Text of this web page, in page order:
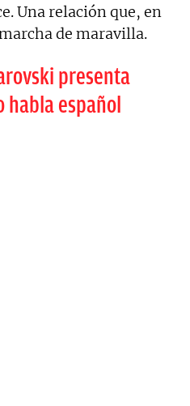
Una relación que, en
de maravilla.
presenta
habla español